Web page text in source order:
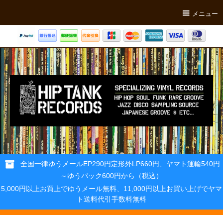
メニュー
全国一律ゆうメールEP290円定形外LP660円、ヤマト運輸540円
～ゆうパック600円から（税込）
5,000円以上お買上でゆうメール無料、11,000円以上お買い上げでヤマ
ト送料代引手数料無料